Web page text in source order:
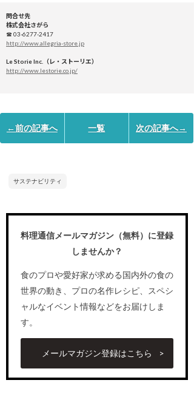
問合せ先
株式会社さがら
☎ 03-6277-2417
http://www.allegria-store.jp
Le Storie Inc.（レ・ストーリエ）
http://www.lestorie.co.jp/
←前の記事へ 一覧 次の記事へ→
サステナビリティ
料理通信メールマガジン（無料）に登録
しませんか？
食のプロや愛好家が求める国内外の食の
世界の動き、プロの名作レシピ、スペシ
ャルなイベント情報などをお届けしま
す。
メールマガジン登録はこちら